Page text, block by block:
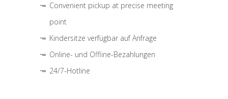
Convenient pickup at precise meeting
point
Kindersitze verfügbar auf Anfrage
Online- und Offline-Bezahlungen
24/7-Hotline